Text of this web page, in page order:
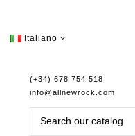
Italiano
(+34) 678 754 518
info@allnewrock.com